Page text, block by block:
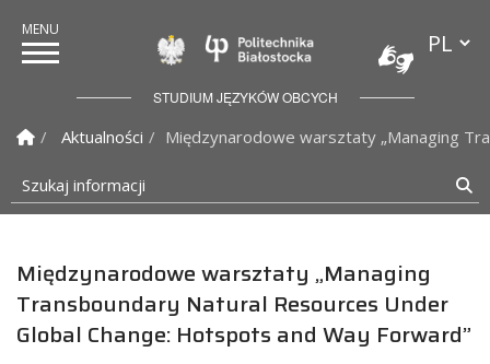
Politechnika
STUDIUM JĘZYKÓW OBCYCH
Strona Główna
Aktualności
Międzynarodowe warsztaty „Managing
Szukaj informacji
Międzynarodowe warsztaty „Managing
Transboundary Natural Resources Under
Global Change: Hotspots and Way Forward”